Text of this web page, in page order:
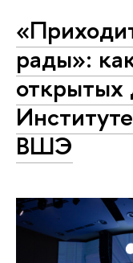
рады»:
открытых
ВШЭ